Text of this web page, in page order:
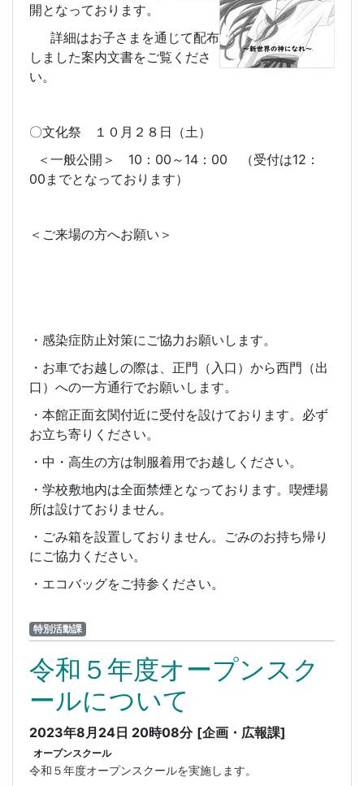
開となっております。
詳細はお子さまを通じて配布
しました案内文書をご覧くださ
い。
〇文化祭 １０月２８日（土）
＜一般公開＞ 10：00～14：00 （受付は12：
00までとなっております）
＜ご来場の方へお願い＞
・感染症防止対策にご協力お願いします。
・お車でお越しの際は、正門（入口）から西門（出
口）への一方通行でお願いします。
・本館正面玄関付近に受付を設けております。必ず
お立ち寄りください。
・中・高生の方は制服着用でお越しください。
・学校敷地内は全面禁煙となっております。喫煙場
所は設けておりません。
・ごみ箱を設置しておりません。ごみのお持ち帰り
にご協力ください。
・エコバッグをご持参ください。
特別活動課
令和５年度オープンスク
ールについて
2023年8月24日 20時08分 [企画・広報課]
オープンスクール
令和５年度オープンスクールを実施します。